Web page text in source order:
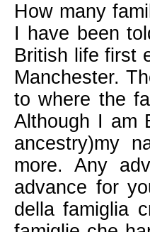
How many
I have been
British life first
Manchester.
to where the
Although I am
ancestry)my
more. Any
advance for
della famiglia